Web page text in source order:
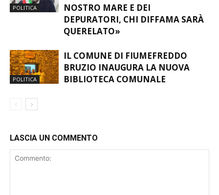
POLITICA
NOSTRO MARE E DEI
DEPURATORI, CHI DIFFAMA SARÀ
QUERELATO»
POLITICA
IL COMUNE DI FIUMEFREDDO
BRUZIO INAUGURA LA NUOVA
BIBLIOTECA COMUNALE
LASCIA UN COMMENTO